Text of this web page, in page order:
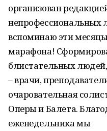
организован
непрофессиональных
вспоминаю эти
марафона!
блистательных
– врачи,
очаровательная
Оперы и Балета.
еженедельника мы